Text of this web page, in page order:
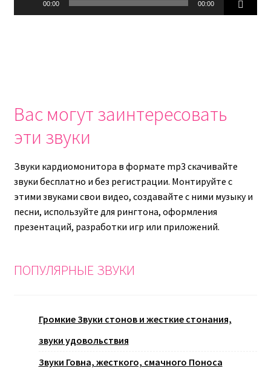
00:00 00:00
Вас могут заинтересовать
эти звуки
Звуки кардиомонитора в формате mp3 скачивайте
звуки бесплатно и без регистрации. Монтируйте с
этими звуками свои видео, создавайте с ними музыку и
песни, используйте для рингтона, оформления
презентаций, разработки игр или приложений.
ПОПУЛЯРНЫЕ ЗВУКИ
Громкие Звуки стонов и жесткие стонания,
звуки удовольствия
Звуки Говна, жесткого, смачного Поноса